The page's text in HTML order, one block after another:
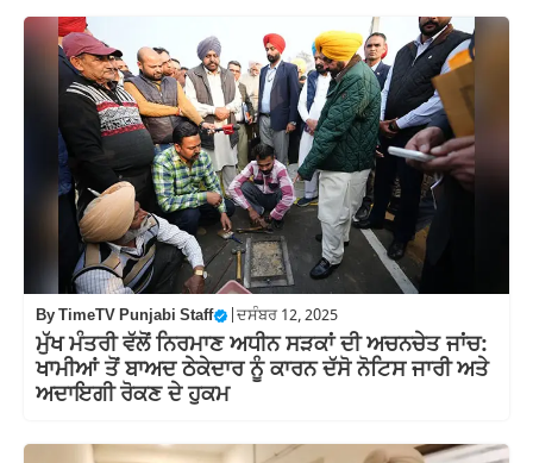
ByTimeTV Punjabi Staff ਦਸੰਬਰ 12, 2025
ਮੁੱਖ ਮੰਤਰੀ ਵੱਲੋਂ ਨਿਰਮਾਣ ਅਧੀਨ ਸੜਕਾਂ ਦੀ ਅਚਨਚੇਤ ਜਾਂਚ:
ਖਾਮੀਆਂ ਤੋਂ ਬਾਅਦ ਠੇਕੇਦਾਰ ਨੂੰ ਕਾਰਨ ਦੱਸੋ ਨੋਟਿਸ ਜਾਰੀ ਅਤੇ
ਅਦਾਇਗੀ ਰੋਕਣ ਦੇ ਹੁਕਮ